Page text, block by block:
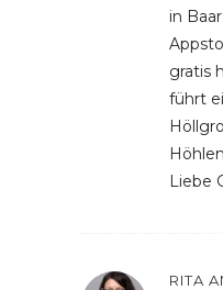
in
gratis
führt
Liebe
RITA